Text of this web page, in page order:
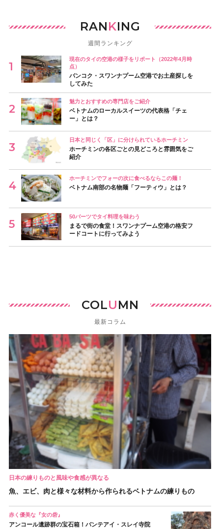
RANKING
週間ランキング
現在のタイの空港の様子をリポート（2022年4月時
点）
バンコク・スワンナプーム空港でお土産探しを
してみた
魅力とおすすめの専門店をご紹介
ベトナムのローカルスイーツの代表格「チェ
ー」とは？
日本と同じく「区」に分けられているホーチミン
ホーチミンの各区ごとの見どころと雰囲気をご
紹介
ホーチミンでフォーの次に食べるならこの麺！
ベトナム南部の名物麺「フーティウ」とは？
50バーツでタイ料理を味わう
まるで街の食堂！スワンナプーム空港の格安フ
ードコートに行ってみよう
COLUMN
最新コラム
日本の練りものと風味や食感が異なる
魚、エビ、肉と様々な材料から作られるベトナムの練りもの
赤く優美な『女の砦』
アンコール遺跡群の宝石箱！バンテアイ・スレイ寺院